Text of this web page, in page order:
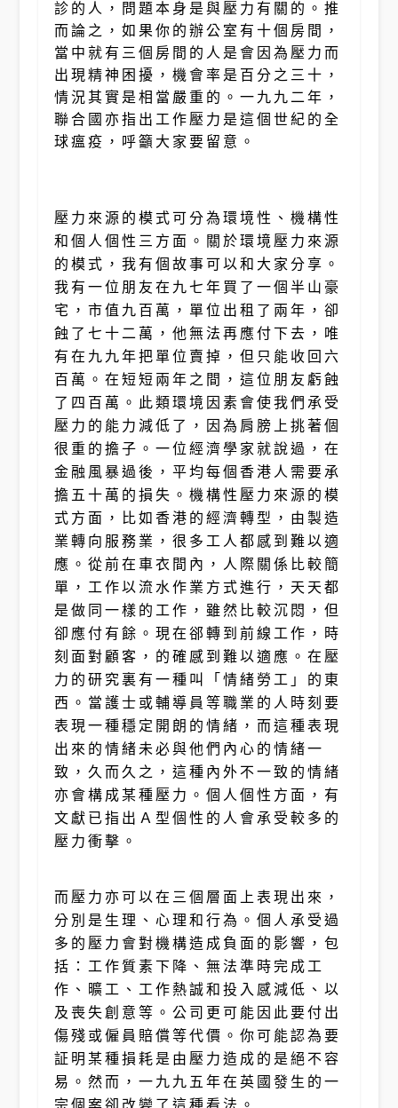
診的人，問題本身是與壓力有關的。推
而論之，如果你的辦公室有十個房間，
當中就有三個房間的人是會因為壓力而
出現精神困擾，機會率是百分之三十，
情況其實是相當嚴重的。一九九二年，
聯合國亦指出工作壓力是這個世紀的全
球瘟疫，呼籲大家要留意。
壓力來源的模式可分為環境性、機構性
和個人個性三方面。關於環境壓力來源
的模式，我有個故事可以和大家分享。
我有一位朋友在九七年買了一個半山豪
宅，市值九百萬，單位出租了兩年，卻
蝕了七十二萬，他無法再應付下去，唯
有在九九年把單位賣掉，但只能收回六
百萬。在短短兩年之間，這位朋友虧蝕
了四百萬。此類環境因素會使我們承受
壓力的能力減低了，因為肩膀上挑著個
很重的擔子。一位經濟學家就說過，在
金融風暴過後，平均每個香港人需要承
擔五十萬的損失。機構性壓力來源的模
式方面，比如香港的經濟轉型，由製造
業轉向服務業，很多工人都感到難以適
應。從前在車衣間內，人際關係比較簡
單，工作以流水作業方式進行，天天都
是做同一樣的工作，雖然比較沉悶，但
卻應付有餘。現在郤轉到前線工作，時
刻面對顧客，的確感到難以適應。在壓
力的研究裏有一種叫「情緒勞工」的東
西。當護士或輔導員等職業的人時刻要
表現一種穩定開朗的情緒，而這種表現
出來的情緒未必與他們內心的情緒一
致，久而久之，這種內外不一致的情緒
亦會構成某種壓力。個人個性方面，有
文獻已指出Ａ型個性的人會承受較多的
壓力衝擊。
而壓力亦可以在三個層面上表現出來，
分別是生理、心理和行為。個人承受過
多的壓力會對機構造成負面的影響，包
括：工作質素下降、無法準時完成工
作、曠工、工作熱誠和投入感減低、以
及喪失創意等。公司更可能因此要付出
傷殘或僱員賠償等代價。你可能認為要
証明某種損耗是由壓力造成的是絕不容
易。然而，一九九五年在英國發生的一
宗個案卻改變了這種看法。